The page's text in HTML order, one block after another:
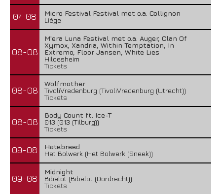
07-08
Micro Festival Festival met o.a. Collignon
Liège
08-08
M'era Luna Festival met o.a. Auger, Clan Of
Xymox, Xandria, Within Temptation, In
Extremo, Floor Jansen, White Lies
Hildesheim
Tickets
08-08
Wolfmother
TivoliVredenburg (TivoliVredenburg (Utrecht))
Tickets
08-08
Body Count ft. Ice-T
013 (013 (Tilburg))
Tickets
09-08
Hatebreed
Het Bolwerk (Het Bolwerk (Sneek))
09-08
Midnight
Bibelot (Bibelot (Dordrecht))
Tickets